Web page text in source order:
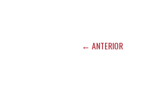
← ANTERIOR